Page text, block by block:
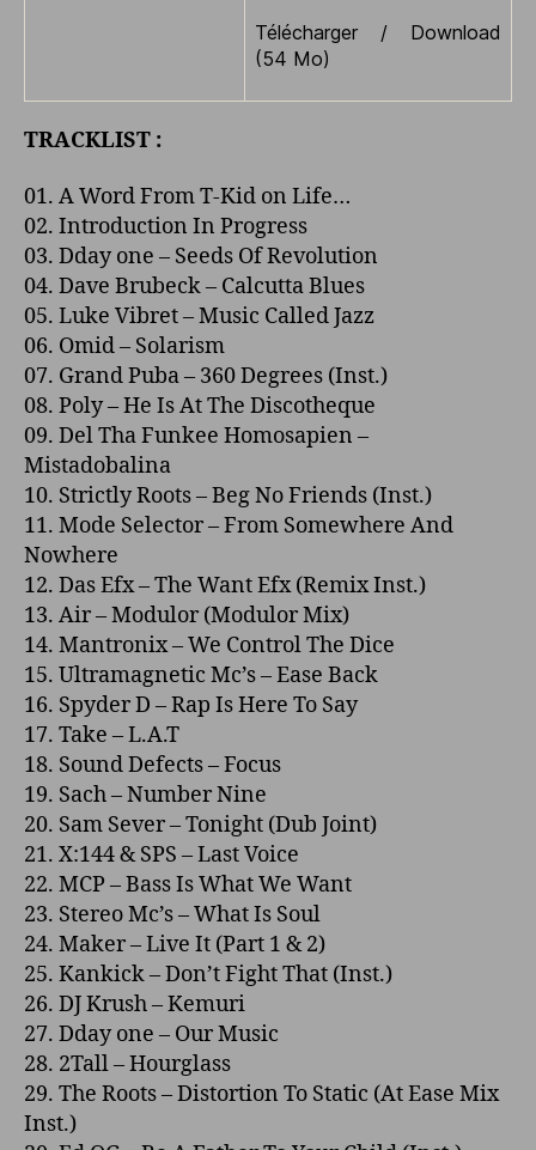
Télécharger / Download
(54 Mo)
TRACKLIST :
01. A Word From T-Kid o­n Life…
02. Introduction In Progress
03. Dday o­ne – Seeds Of Revolution
04. Dave Brubeck – Calcutta Blues
05. Luke Vibret – Music Called Jazz
06. Omid – Solarism
07. Grand Puba – 360 Degrees (Inst.)
08. Poly – He Is At The Discotheque
09. Del Tha Funkee Homosapien –
Mistadobalina
10. Strictly Roots – Beg No Friends (Inst.)
11. Mode Selector – From Somewhere And
Nowhere
12. Das Efx – The Want Efx (Remix Inst.)
13. Air – Modulor (Modulor Mix)
14. Mantronix – We Control The Dice
15. Ultramagnetic Mc’s – Ease Back
16. Spyder D – Rap Is Here To Say
17. Take – L.A.T
18. Sound Defects – Focus
19. Sach – Number Nine
20. Sam Sever – Tonight (Dub Joint)
21. X:144 & SPS – Last Voice
22. MCP – Bass Is What We Want
23. Stereo Mc’s – What Is Soul
24. Maker – Live It (Part 1 & 2)
25. Kankick – Don’t Fight That (Inst.)
26. DJ Krush – Kemuri
27. Dday o­ne – Our Music
28. 2Tall – Hourglass
29. The Roots – Distortion To Static (At Ease Mix
Inst.)